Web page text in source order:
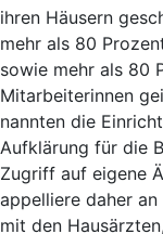
ihren Häusern
mehr als 80
sowie mehr als 80
Mitarbeiterinnen
nannten die
Aufklärung für die
Zugriff auf eigene
appelliere daher
mit den